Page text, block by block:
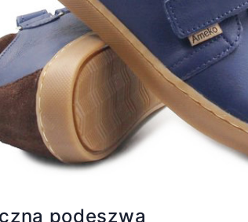
podeszwa